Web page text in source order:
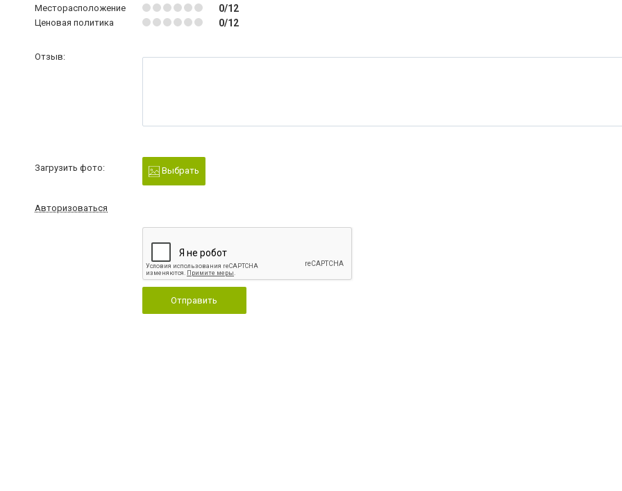
Месторасположение 0/12
Ценовая политика 0/12
Отзыв:
Загрузить фото: Выбрать
Авторизоваться
Отправить